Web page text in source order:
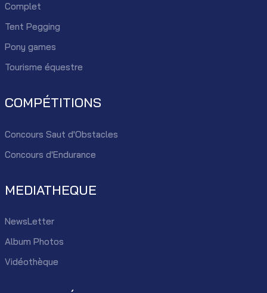
Complet
Tent Pegging
Pony games
Tourisme équestre
COMPÉTITIONS
Concours Saut d'Obstacles
Concours d'Endurance
MEDIATHEQUE
NewsLetter
Album Photos
Vidéothèque